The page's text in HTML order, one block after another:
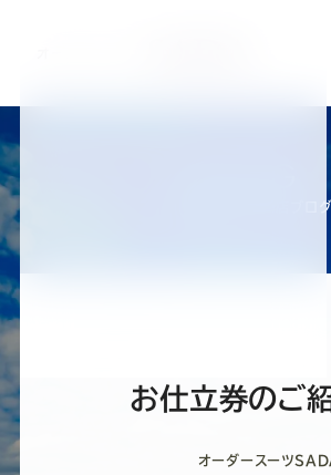
ー
ー
ー
大阪あべのHoop店ブログ
お仕立券のご
オーダースーツ